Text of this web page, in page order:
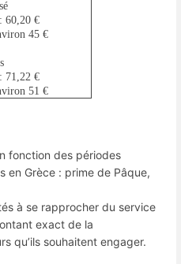
60,20 €
45 €
71,22 €
51 €
fonction des périodes
en Grèce : prime de Pâque,
à se rapprocher du service
exact de la
qu’ils souhaitent engager.